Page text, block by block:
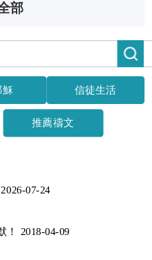
部
穌 信徒生活
推薦禱文
07-24
！ 2018-04-09